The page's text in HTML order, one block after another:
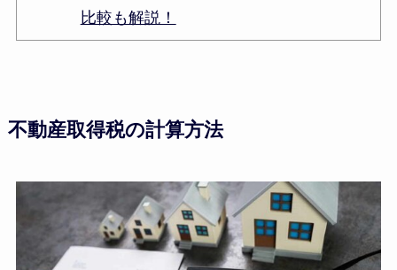
比較も解説！
不動産取得税の計算方法